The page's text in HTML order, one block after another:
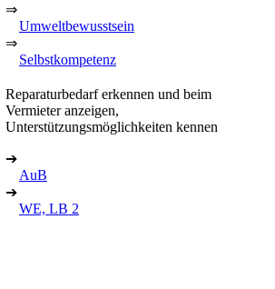
⇒
Umweltbewusstsein
⇒
Selbstkompetenz
Reparaturbedarf erkennen und beim
Vermieter anzeigen,
Unterstützungsmöglichkeiten kennen
➔
AuB
➔
WE, LB 2